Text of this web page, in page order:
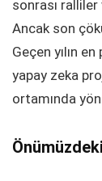
sonrası ralliler
Ancak son
Geçen yılın
yapay zeka
ortamında